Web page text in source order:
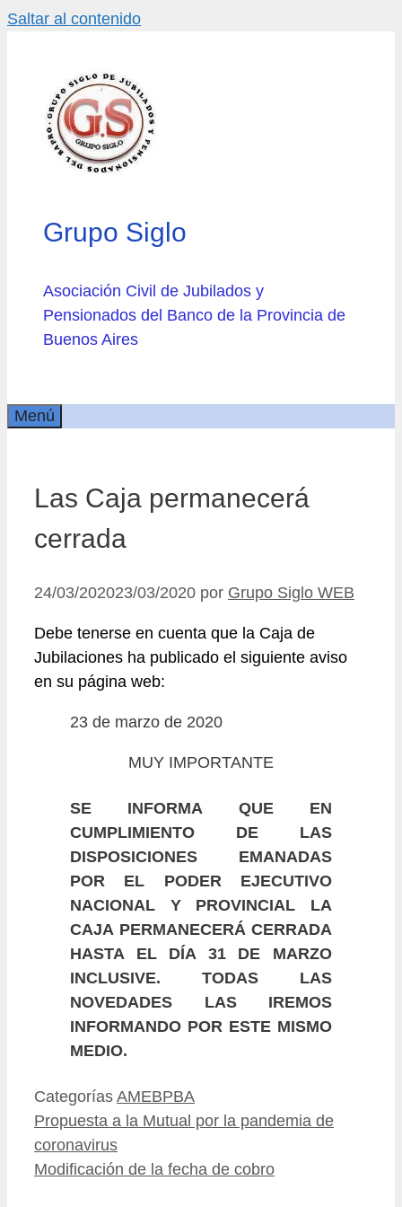
Saltar al contenido
Grupo Siglo
Asociación Civil de Jubilados y
Pensionados del Banco de la Provincia de
Buenos Aires
Menú
Las Caja permanecerá
cerrada
24/03/202023/03/2020 por Grupo Siglo WEB
Debe tenerse en cuenta que la Caja de
Jubilaciones ha publicado el siguiente aviso
en su página web:
23 de marzo de 2020
MUY IMPORTANTE
SE INFORMA QUE EN
CUMPLIMIENTO DE LAS
DISPOSICIONES EMANADAS
POR EL PODER EJECUTIVO
NACIONAL Y PROVINCIAL LA
CAJA PERMANECERÁ CERRADA
HASTA EL DÍA 31 DE MARZO
INCLUSIVE. TODAS LAS
NOVEDADES LAS IREMOS
INFORMANDO POR ESTE MISMO
MEDIO.
Categorías AMEBPBA
Propuesta a la Mutual por la pandemia de
coronavirus
Modificación de la fecha de cobro